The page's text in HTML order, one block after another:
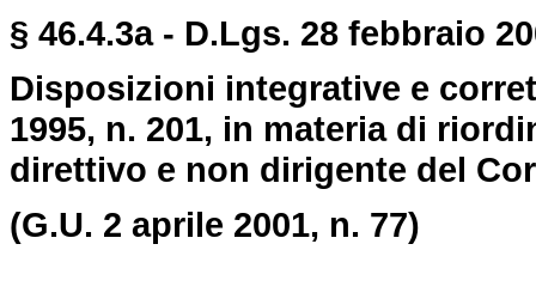
§ 46.4.3a - D.Lgs. 28 febbraio
Disposizioni integrative e
1995, n. 201, in materia di
direttivo e non dirigente del
(G.U. 2 aprile 2001, n. 77)